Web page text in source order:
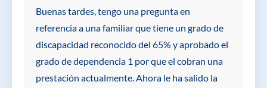
Buenas tardes, tengo una pregunta en
referencia a una familiar que tiene un grado de
discapacidad reconocido del 65% y aprobado el
grado de dependencia 1 por que el cobran una
prestación actualmente. Ahora le ha salido la